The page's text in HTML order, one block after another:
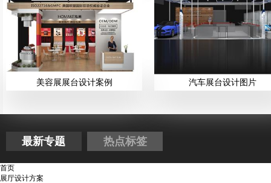
美容展展台设计案例 汽车展台设计图片
最新专题 热点标签
首页
展厅设计方案